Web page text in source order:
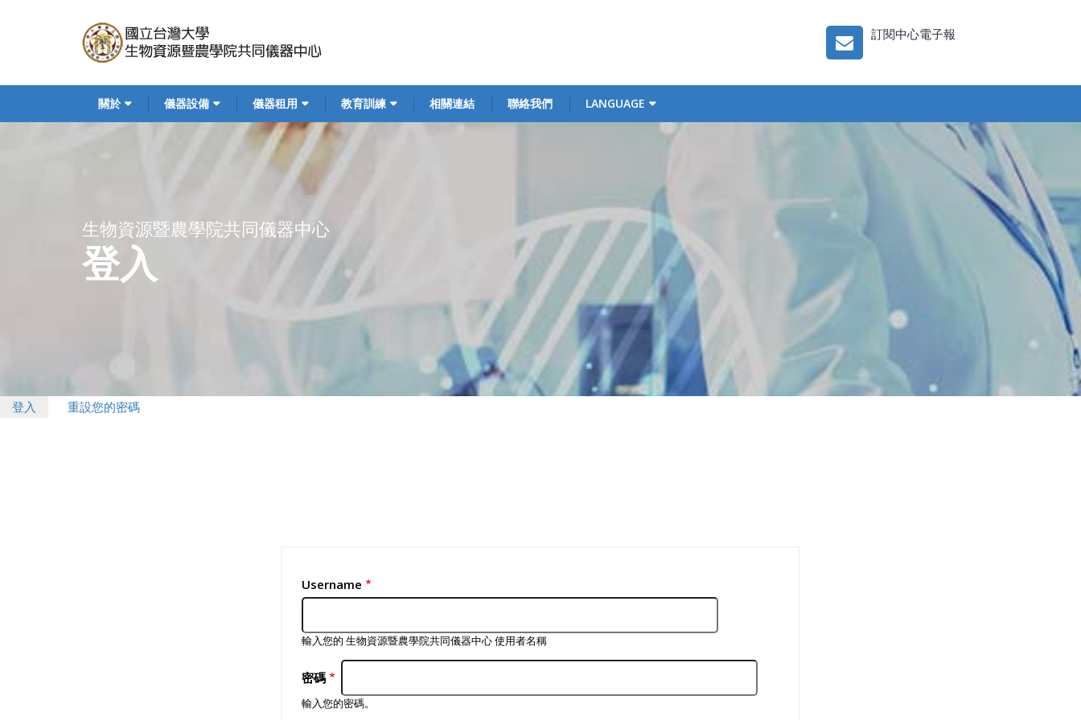
訂閱中心電子報
Main
navigation
關於 儀器設備 儀器租用 教育訓練 相關連結 聯絡我們 LANGUAGE
生物資源暨農學院共同儀器中心
登入
Primary
登入 重設您的密碼
Username
輸入您的 生物資源暨農學院共同儀器中心 使用者名稱
密碼
輸入您的密碼。